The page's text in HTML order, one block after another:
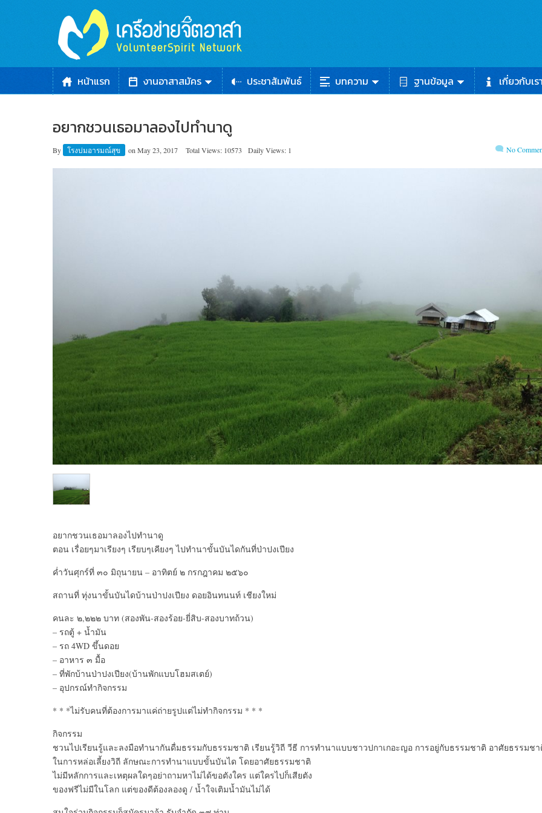
หน้าแรก งานอาสาสมัคร ประชาสัมพันธ์ บทความ ฐานข้อมูล เกี่ยวกับเร
อยากชวนเธอมาลองไปทำนาดู
By โรงบ่มอารมณ์สุข on May 23, 2017 Total Views: 10573 Daily Views: 1 No
อยากชวนเธอมาลองไปทำนาดู
ตอน เรื่อยๆมาเรียงๆ เรียบๆเคียงๆ ไปทำนาขั้นบันไดกันที่ป่าปงเปียง
ค่ำวันศุกร์ที่ ๓๐ มิถุนายน – อาทิตย์ ๒ กรกฎาคม ๒๕๖๐
สถานที่ ทุ่งนาขั้นบันไดบ้านป่าปงเปียง ดอยอินทนนท์ เชียงใหม่
คนละ ๒,๒๒๒ บาท (สองพัน-สองร้อย-ยี่สิบ-สองบาทถ้วน)
– รถตู้ + น้ำมัน
– รถ 4WD ขึ้นดอย
– อาหาร ๓ มื้อ
– ที่พักบ้านป่าปงเปียง(บ้านพักแบบโฮมสเตย์)
– อุปกรณ์ทำกิจกรรม
* * *ไม่รับคนที่ต้องการมาแค่ถ่ายรูปแต่ไม่ทำกิจกรรม * * *
กิจกรรม
ชวนไปเรียนรู้และลงมือทำนากันดื่มธรรมกับธรรมชาติ เรียนรู้วิถี วีธี การทำนาแบบชาวปกาเกอะญอ การอยู่กับธรรมชาติ อาศัยธรรมช
ในการหล่อเลี้ยงวิถี ลักษณะการทำนาแบบขั้นบันได โดยอาศัยธรรมชาติ
ไม่มีหลักการและเหตุผลใดๆอย่าถามหาไม่ได้ขอตังใคร แต่ใครไปก็เสียตัง
ของฟรีไม่มีในโลก แต่ของดีต้องลองดู / น้ำใจเติมน้ำมันไม่ได้